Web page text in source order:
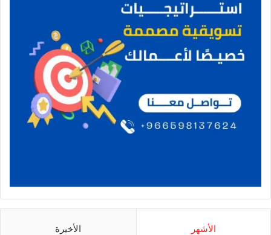
الأشهر الأخيرة